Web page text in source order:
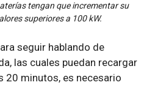
tengan que incrementar su
superiores a 100 kW.
seguir hablando de
las cuales puedan recargar
20 minutos, es necesario